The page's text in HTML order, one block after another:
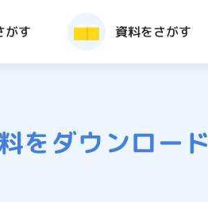
がす 資料をさがす
をダウンロード